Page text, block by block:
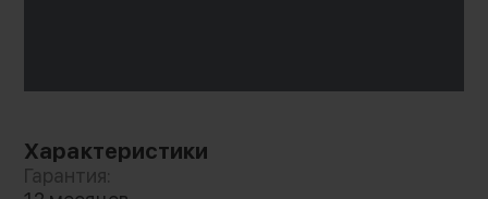
Характеристики
Гарантия: